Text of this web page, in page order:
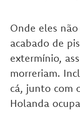
Onde eles
acabado de
extermínio,
morreriam.
cá, junto com
Holanda